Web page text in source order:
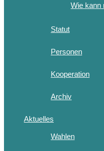
Wie kann
Statut
Personen
Kooperation
Archiv
Aktuelles
Wahlen